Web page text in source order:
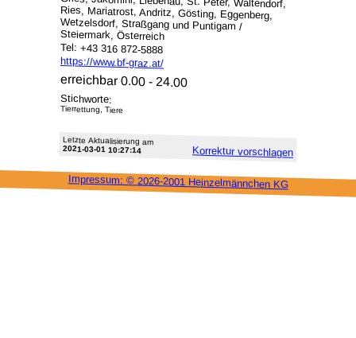
Steiermark, Österreich
Tel: +43 316 872-5888
https://www.bf-graz.at/
erreichbar 0.00 - 24.00
Stichworte:
Tierrettung, Tiere
Letzte Aktu­alisie­rung am
2021-03-01 10:27:14 Korrektur vor­schlagen
Impressum: © 2026-2001 Heinzel­männchen KG